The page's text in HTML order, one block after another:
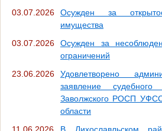
03.07.2026
Осужден за
имущества
03.07.2026
Осужден за
ограничений
23.06.2026
Удовлетворено
заявление судебного
Заволжского РОСП
области
11.06.2026
В Лихославльском